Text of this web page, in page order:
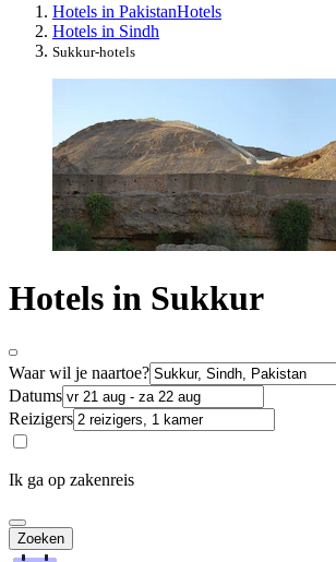
Hotels in PakistanHotels
Hotels in Sindh
Sukkur-hotels
Hotels in Sukkur
Waar wil je naartoe?
Datums
Reizigers
Ik ga op zakenreis
Zoeken